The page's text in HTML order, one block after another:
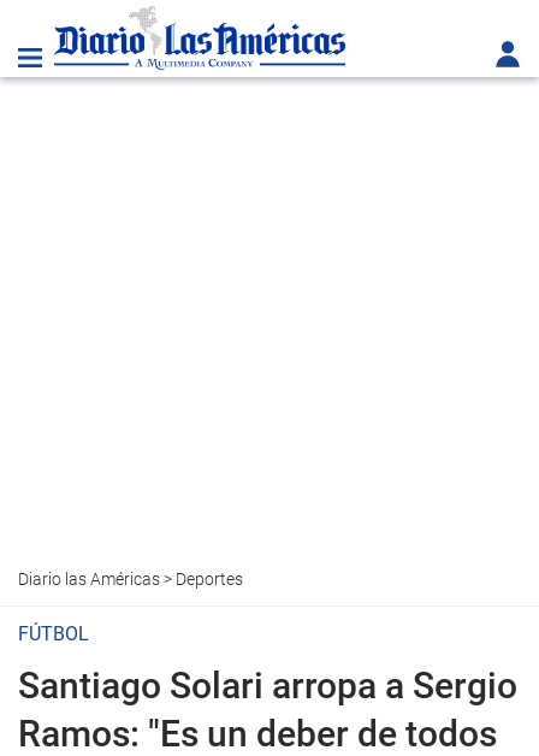
Diario las Américas> Deportes
FÚTBOL
Santiago Solari arropa a Sergio
Ramos: "Es un deber de todos